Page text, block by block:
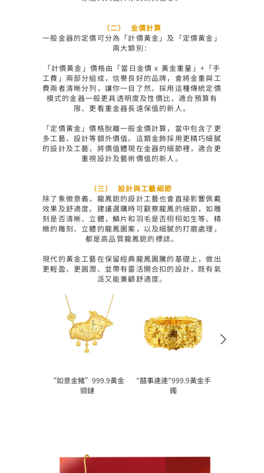
（二）	金價計算
一般金器的定價可分為「計價黃金」及「定價黃金」
兩大類別：
「計價黃金」價格由「當日金價 x 黃金重量」+「手
工費」兩部分組成，信譽良好的品牌，會將金重與工
費兩者清晰分列，讓你一目了然。採用這種傳統定價
模式的金器一般更具透明度及性價比，適合預算有
限、更看重金器長遠保值的新人。
「定價黃金」價格脫離一般金價計算，當中包含了更
多工藝、設計等額外價值。這類金飾採用更精巧細膩
的設計及工藝，將價值體現在金器的細節裡，適合更
重視設計及藝術價值的新人。
（三）	設計與工藝細節
除了象徵意義，龍鳳鈪的設計工藝也會直接影響佩戴
效果及舒適度。建議選購時可觀察龍鳳的細節，如雕
刻是否清晰、立體，鱗片和羽毛是否栩栩如生等。精
緻的雕刻、立體的龍鳳圖案，以及細膩的打磨處理，
都是高品質龍鳳鈪的標誌。
現代的黃金工藝在保留經典龍鳳圖騰的基礎上，做出
更輕盈、更圓潤、並帶有靈活開合扣的設計，既有氣
派又能兼顧舒適度。
“如意金豬”999.9黃金
頸鏈
"囍事連連"999.9黃金手
鐲